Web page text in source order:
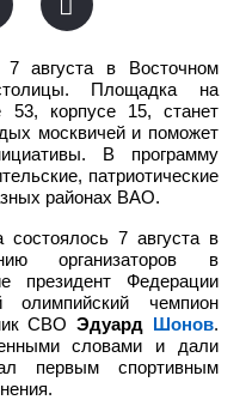
августа в Восточном
Площадка на
корпусе 15, станет
москвичей и поможет
В программу
патриотические
районах ВАО.
7 августа в
организаторов в
президент Федерации
олимпийский чемпион
СВО Эдуард Шонов.
словами и дали
первым спортивным